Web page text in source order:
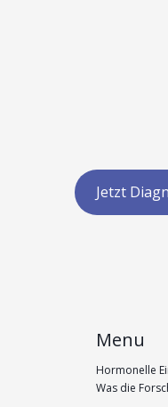
Jetzt
Menu
Hormonelle
Was die